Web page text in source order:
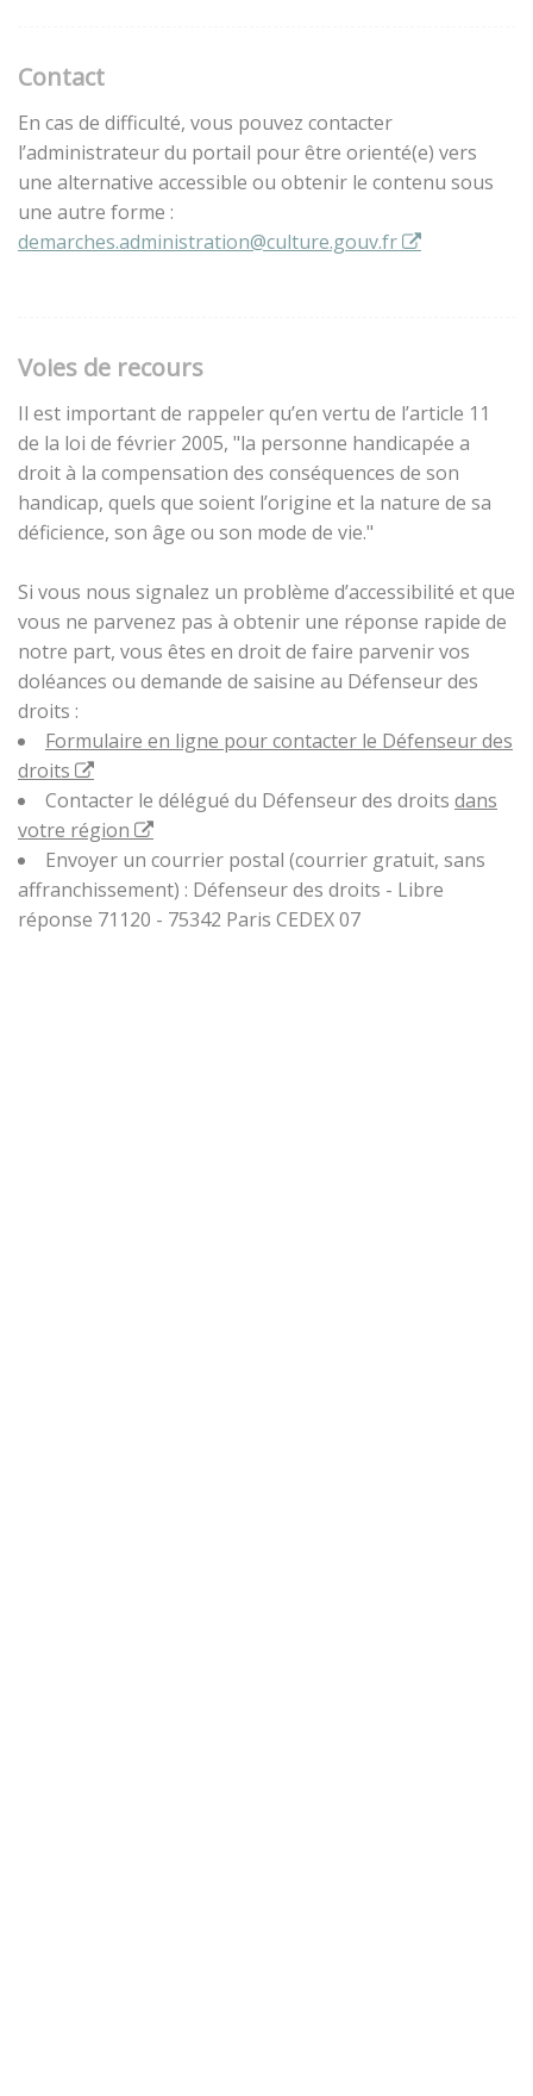
Contact
En cas de difficulté, vous pouvez contacter
l’administrateur du portail pour être orienté(e) vers
une alternative accessible ou obtenir le contenu sous
une autre forme :
demarches.administration@culture.gouv.fr
Voies de recours
Il est important de rappeler qu’en vertu de l’article 11
de la loi de février 2005, "la personne handicapée a
droit à la compensation des conséquences de son
handicap, quels que soient l’origine et la nature de sa
déficience, son âge ou son mode de vie."
Si vous nous signalez un problème d’accessibilité et que
vous ne parvenez pas à obtenir une réponse rapide de
notre part, vous êtes en droit de faire parvenir vos
doléances ou demande de saisine au Défenseur des
droits :
Formulaire en ligne pour contacter le Défenseur des
droits
Contacter le délégué du Défenseur des droits dans
votre région
Envoyer un courrier postal (courrier gratuit, sans
affranchissement) : Défenseur des droits - Libre
réponse 71120 - 75342 Paris CEDEX 07